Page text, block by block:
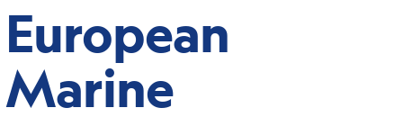
European
Marine